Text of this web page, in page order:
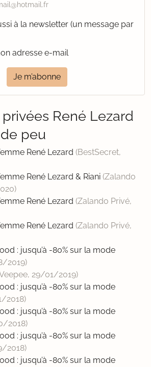
à la newsletter (un message par
adresse e-mail
Je m’abonne
René Lezard
peu
René Lezard (BestSecret,
René Lezard & Riani (Zalando
)
René Lezard (Zalando Privé,
René Lezard (Zalando Privé,
: jusqu’à -80% sur la mode
2019)
29/01/2019)
: jusqu’à -80% sur la mode
2018)
: jusqu’à -80% sur la mode
2018)
: jusqu’à -80% sur la mode
2018)
: jusqu’à -80% sur la mode